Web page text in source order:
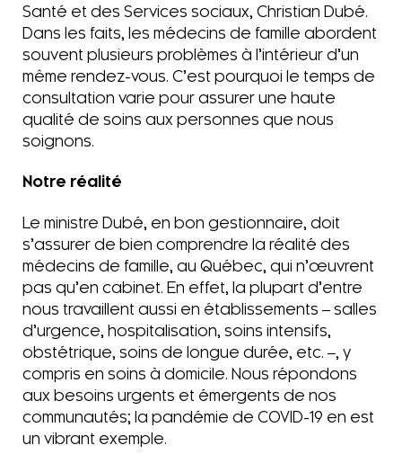
Santé et des Services sociaux, Christian Dubé.
Dans les faits, les médecins de famille abordent
souvent plusieurs problèmes à l’intérieur d’un
même rendez-vous. C’est pourquoi le temps de
consultation varie pour assurer une haute
qualité de soins aux personnes que nous
soignons.
Notre réalité
Le ministre Dubé, en bon gestionnaire, doit
s’assurer de bien comprendre la réalité des
médecins de famille, au Québec, qui n’œuvrent
pas qu’en cabinet. En effet, la plupart d’entre
nous travaillent aussi en établissements ‒ salles
d’urgence, hospitalisation, soins intensifs,
obstétrique, soins de longue durée, etc. ‒, y
compris en soins à domicile. Nous répondons
aux besoins urgents et émergents de nos
communautés; la pandémie de COVID-19 en est
un vibrant exemple.